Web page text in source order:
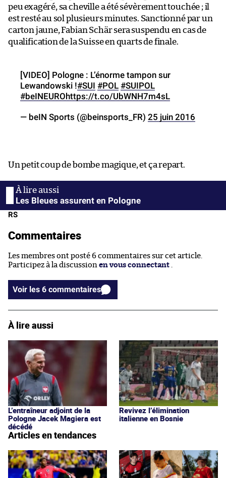
peu exagéré, sa cheville a été sévèrement touchée ; il
est resté au sol plusieurs minutes. Sanctionné par un
carton jaune, Fabian Schär sera suspendu en cas de
qualification de la Suisse en quarts de finale.
[VIDEO] Pologne : L’énorme tampon sur
Lewandowski !#SUI #POL #SUIPOL
#beINEUROhttps://t.co/UbWNH7m4sL
— beIN Sports (@beinsports_FR) 25 juin 2016
Un petit coup de bombe magique, et ça repart.
Les Bleues assurent en Pologne
RS
Commentaires
Les membres ont posté 6 commentaires sur cet article.
Participez à la discussion en vous connectant
Voir les 6 commentaires
À lire aussi
L’entraîneur adjoint de la
Pologne Jacek Magiera est
décédé
Revivez l’élimination
italienne en Bosnie
Articles en tendances